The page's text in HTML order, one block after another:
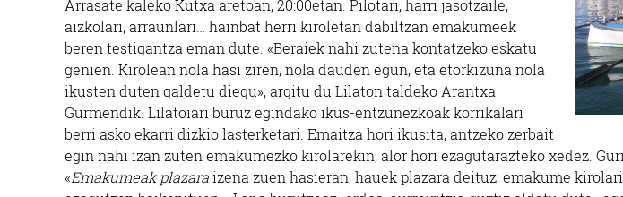
Arrasate kaleko Kutxa aretoan, 20:00etan. Pilotari, harri jasotzaile,
aizkolari, arraunlari… hainbat herri kiroletan dabiltzan emakumeek
beren testigantza eman dute. «Beraiek nahi zutena kontatzeko eskatu
genien. Kirolean nola hasi ziren, nola dauden egun, eta etorkizuna nola
ikusten duten galdetu diegu», argitu du Lilaton taldeko Arantxa
Gurmendik. Lilatoiari buruz egindako ikus-entzunezkoak korrikalari
berri asko ekarri dizkio lasterketari. Emaitza hori ikusita, antzeko zerbait
egin nahi izan zuten emakumezko kirolarekin, alor hori ezagutarazteko xedez.
«Emakumeak plazaraizena zuen hasieran, hauek plazara deituz, emakume